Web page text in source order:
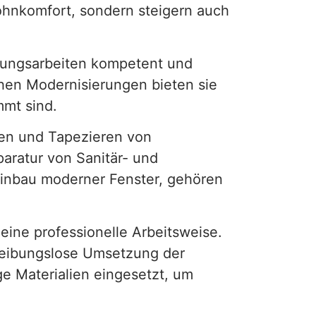
sondern steigern auch
kompetent und
Modernisierungen bieten sie
sind.
und Tapezieren von
von Sanitär- und
moderner Fenster, gehören
professionelle Arbeitsweise.
Umsetzung der
Materialien eingesetzt, um